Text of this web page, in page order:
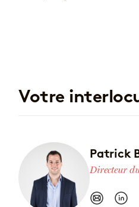
Votre
Patrick
Directeur